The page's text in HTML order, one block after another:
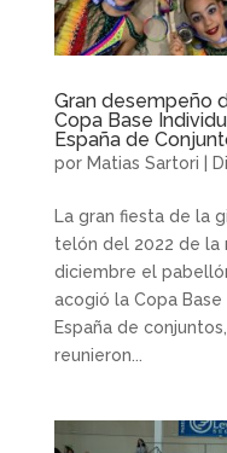
Gran desempeño
Copa Base
España de
por Matias Sartori
La gran fiesta de la
telón del 2022 de la
diciembre el
acogió la Copa
España de
reunieron...